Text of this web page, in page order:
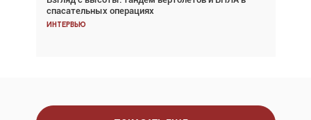
спасательных операциях
Интервью
покупке соответствующим образом
Интервью